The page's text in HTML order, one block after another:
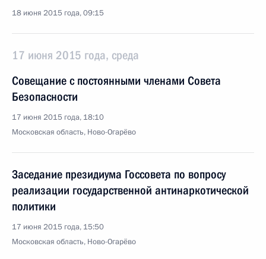
18 июня 2015 года, 09:15
17 июня 2015 года, среда
Совещание с постоянными членами Совета
Безопасности
17 июня 2015 года, 18:10
Московская область, Ново-Огарёво
Заседание президиума Госсовета по вопросу
реализации государственной антинаркотической
политики
17 июня 2015 года, 15:50
Московская область, Ново-Огарёво